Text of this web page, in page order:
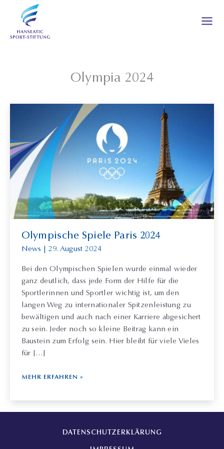
springen
Olympia 2024
Olympische Spiele Paris 2024
News 29. August 2024
Bei den Olympischen Spielen wurde einmal wieder
ganz deutlich, dass jede Form der Hilfe für die
Sportlerinnen und Sportler wichtig ist, um den
langen Weg zu internationaler Spitzenleistung zu
bewältigen und auch nach einer Karriere abgesichert
zu sein. Jeder noch so kleine Beitrag kann ein
Baustein zum Erfolg sein. Hier bleibt für viele Vieles
für […]
OLYMPISCHE
PARIS
2024
MEHR ERFAHREN »
DATENSCHUTZERKLÄRUNG